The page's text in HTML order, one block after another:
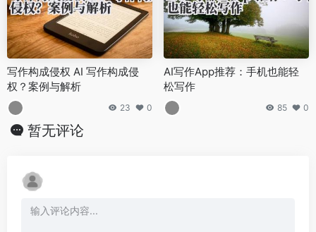
写作构成侵权 AI 写作构成侵
权？案例与解析
23 0
AI写作App推荐：手机也能轻
松写作
85 0
暂无评论